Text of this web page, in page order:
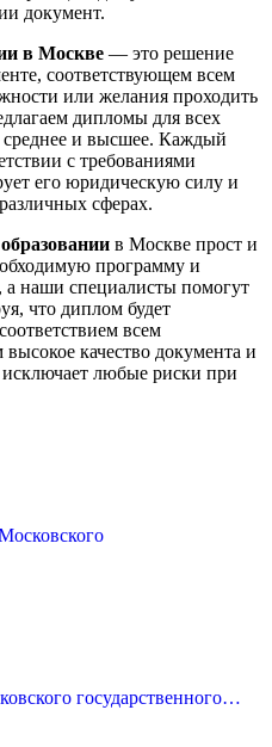
документ.
в Москве — это решение
соответствующем всем
или желания проходить
дипломы для всех
среднее и высшее. Каждый
с требованиями
его юридическую силу и
сферах.
в Москве прост и
программу и
а наши специалисты помогут
что диплом будет
всем
качество документа и
любые риски при
государственного…